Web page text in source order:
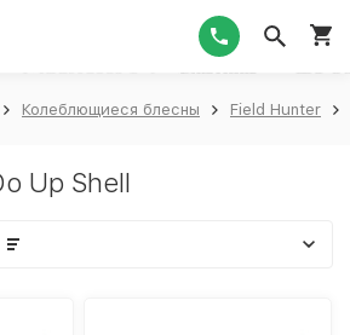
Колеблющиеся блесны Field Hunter
Up Shell